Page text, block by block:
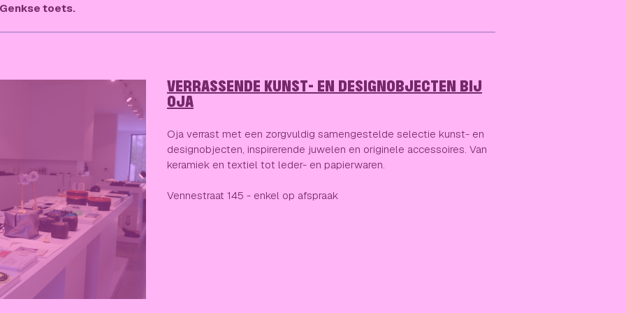
toets.
VERRASSENDE KUNST- EN DESIGNOBJECTEN BIJ
OJA
Oja verrast met een zorgvuldig samengestelde selectie kunst- en
designobjecten, inspirerende juwelen en originele accessoires. Van
keramiek en textiel tot leder- en papierwaren.
Vennestraat 145 - enkel op afspraak